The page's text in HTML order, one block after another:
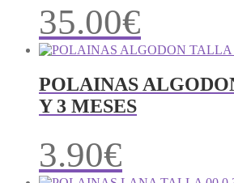
35.00€
POLAINAS
Y 3 MESES
3.90€